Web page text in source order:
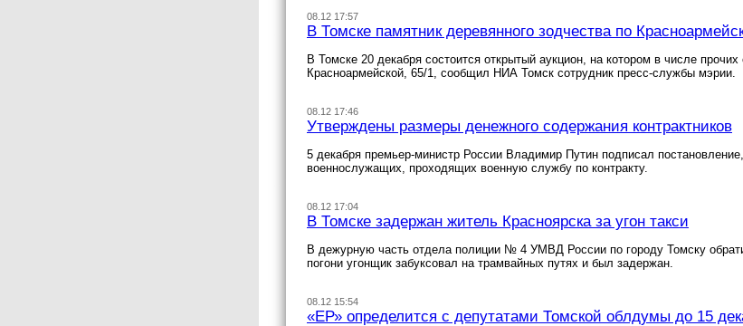
08.12 17:57
В Томске памятник деревянного зодчества по
В Томске 20 декабря состоится открытый аукцион, на котором в числе
Красноармейской, 65/1, сообщил НИА Томск сотрудник пресс-службы мэрии.
08.12 17:46
Утверждены размеры денежного содержания контрактников
5 декабря премьер-министр России Владимир Путин подписал
военнослужащих, проходящих военную службу по контракту.
08.12 17:04
В Томске задержан житель Красноярска за угон такси
В дежурную часть отдела полиции № 4 УМВД России по городу Томску
погони угонщик забуксовал на трамвайных путях и был задержан.
08.12 15:54
«ЕР» определится с депутатами Томской облдумы до 15